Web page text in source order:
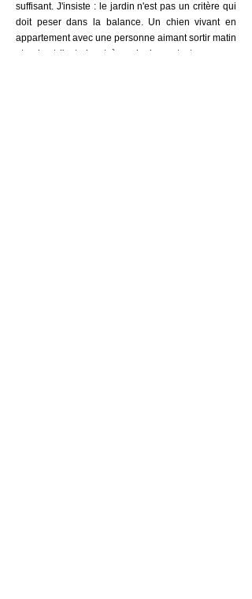
suffisant. J'insiste : le jardin n'est pas un critère qui
doit peser dans la balance. Un chien vivant en
appartement avec une personne aimant sortir matin
et soir et l'autorisant à avoir du contact avec ses